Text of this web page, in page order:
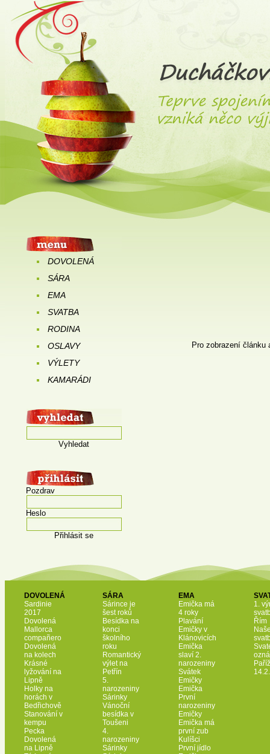
DOVOLENÁ
SÁRA
EMA
SVATBA
RODINA
OSLAVY
VÝLETY
KAMARÁDI
Vyhledat
Pozdrav
Heslo
Přihlásit se
Pro zobrazení článku
DOVOLENÁ
Sardinie
2017
Dovolená
Mallorca
compañero
Dovolená
na kolech
Krásné
lyžování na
Lipně
Holky na
horách v
Bedřichově
Stanování v
kempu
Pecka
Dovolená
na Lipně
SÁRA
Sárince je
šest roků
Besídka na
konci
školního
roku
Romantický
výlet na
Petřín
5.
narozeniny
Sárinky
Vánoční
besídka v
Toušeni
4.
narozeniny
Sárinky
EMA
Emička má
4 roky
Plavání
Emičky v
Klánovicích
Emička
slaví 2.
narozeniny
Svátek
Emičky
Emička
První
narozeniny
Emičky
Emička má
první zub
Kulíšci
První jídlo
1.
Řím
Paříž